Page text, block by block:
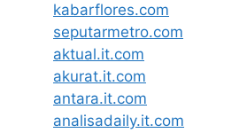
kabarflores.com
seputarmetro.com
aktual.it.com
akurat.it.com
antara.it.com
analisadaily.it.com